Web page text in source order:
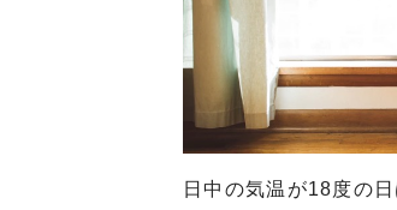
日中の気温が18度の